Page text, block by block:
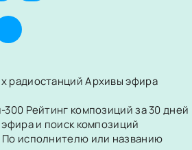
радиостанций Архивы эфира
300 Рейтинг композиций за 30 дней
и поиск композиций
По исполнителю или названию